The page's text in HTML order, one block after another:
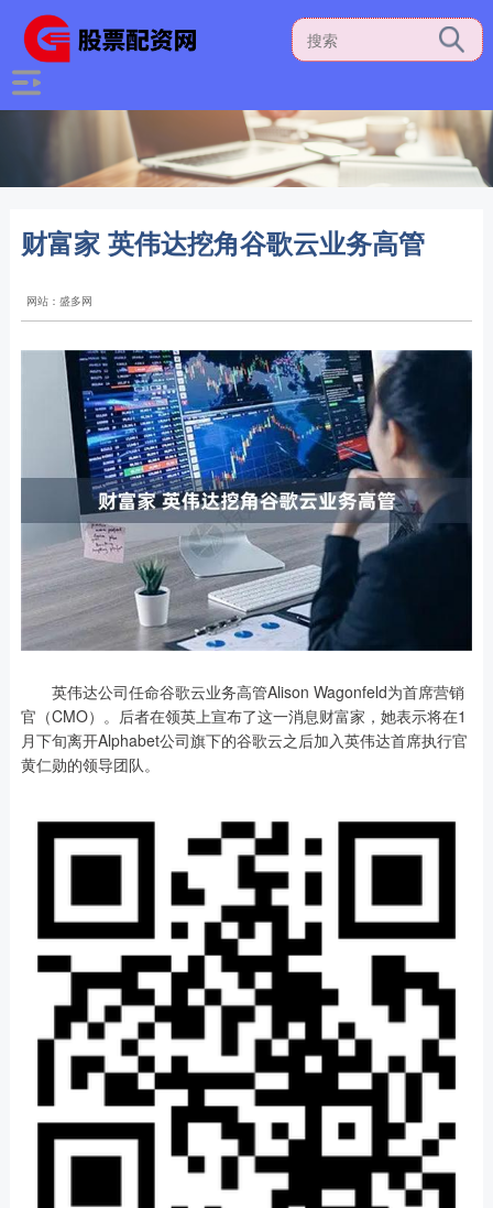
财富家 英伟达挖角谷歌云业务高管
网站：盛多网
英伟达公司任命谷歌云业务高管Alison Wagonfeld为首席营销
官（CMO）。后者在领英上宣布了这一消息财富家，她表示将在1
月下旬离开Alphabet公司旗下的谷歌云之后加入英伟达首席执行官
黄仁勋的领导团队。